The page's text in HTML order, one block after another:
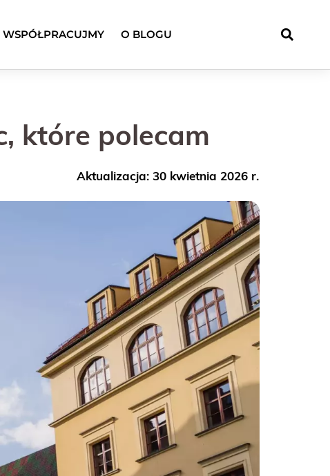
WSPÓŁPRACUJMY O BLOGU
które polecam
Aktualizacja: 30 kwietnia 2026 r.